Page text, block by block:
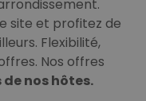
site et profitez de
Flexibilité,
Nos offres
de nos hôtes.